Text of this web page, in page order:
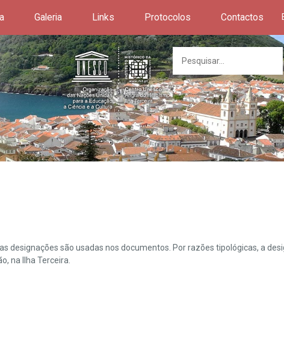
Galeria Links Protocolos Contactos
são usadas nos documentos. Por razões tipológicas, a
na Ilha Terceira.